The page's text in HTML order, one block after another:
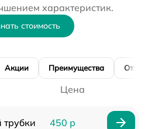
характеристик.
стоимость
Акции Преимущества
Цена
трубки 450 р